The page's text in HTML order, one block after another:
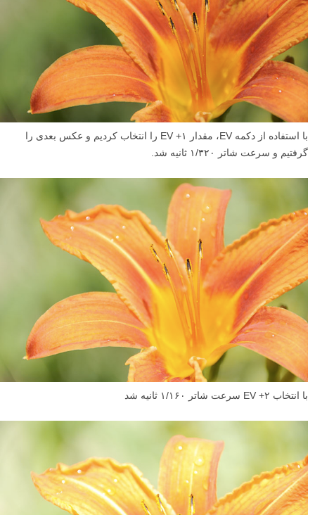
با استفاده از دکمه EV، مقدار ۱+ EV را انتخاب کردیم و عکس بعدی را
گرفتیم و سرعت شاتر ۱/۳۲۰ ثانیه شد.
با انتخاب ۲+ EV سرعت شاتر ۱/۱۶۰ ثانیه شد